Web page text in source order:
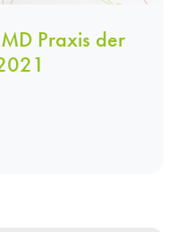
Praxis der